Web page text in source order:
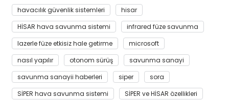
havacılık güvenlik sistemleri
hisar
HİSAR hava savunma sistemi
infrared füze savunma
lazerle füze etkisiz hale getirme
microsoft
nasıl yapılır
otonom sürüş
savunma sanayi
savunma sanayii haberleri
siper
sora
SİPER hava savunma sistemi
SİPER ve HİSAR özellikleri